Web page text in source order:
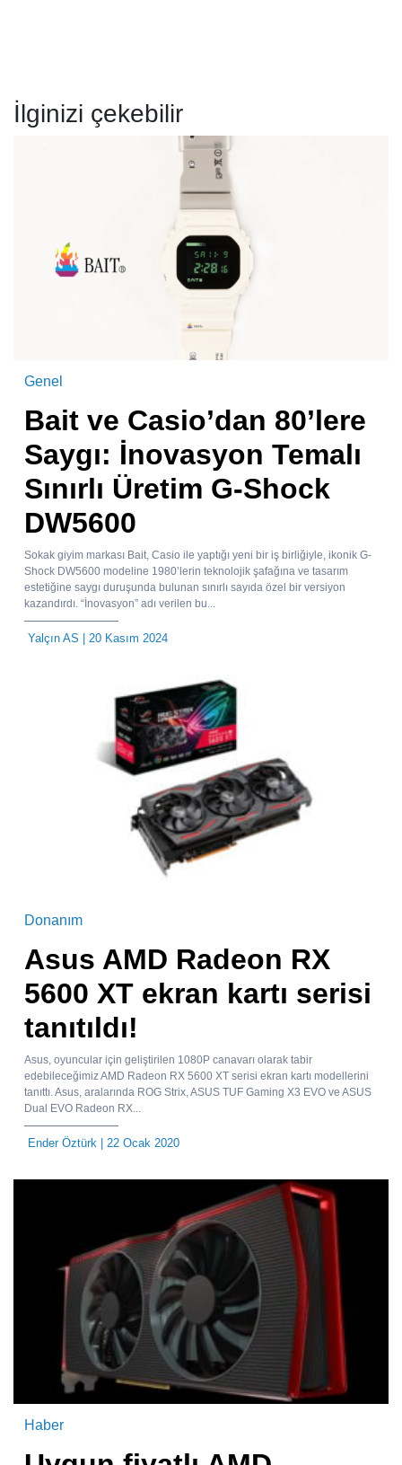
İlginizi çekebilir
Genel
Bait ve Casio’dan 80’lere
Saygı: İnovasyon Temalı
Sınırlı Üretim G-Shock
DW5600
Sokak giyim markası Bait, Casio ile yaptığı yeni bir iş birliğiyle, ikonik G-
Shock DW5600 modeline 1980’lerin teknolojik şafağına ve tasarım
estetiğine saygı duruşunda bulunan sınırlı sayıda özel bir versiyon
kazandırdı. “İnovasyon” adı verilen bu...
Yalçın AS | 20 Kasım 2024
Donanım
Asus AMD Radeon RX
5600 XT ekran kartı serisi
tanıtıldı!
Asus, oyuncular için geliştirilen 1080P canavarı olarak tabir
edebileceğimiz AMD Radeon RX 5600 XT serisi ekran kartı modellerini
tanıttı. Asus, aralarında ROG Strix, ASUS TUF Gaming X3 EVO ve ASUS
Dual EVO Radeon RX...
Ender Öztürk | 22 Ocak 2020
Haber